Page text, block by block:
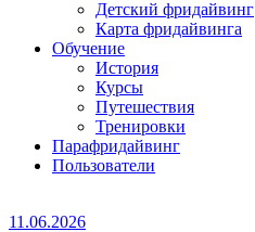
Детский фридайвинг
Карта фридайвинга
Обучение
История
Курсы
Путешествия
Тренировки
Парафридайвинг
Пользователи
11.06.2026